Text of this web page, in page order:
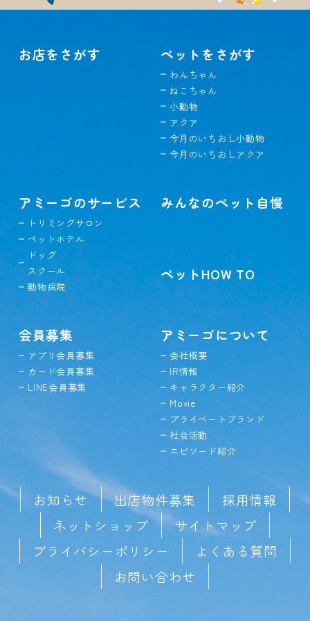
お店をさがす ペットをさがす
わんちゃん
ねこちゃん
小動物
アクア
今月のいちおし小動物
今月のいちおしアクア
アミーゴのサービス
トリミングサロン
ペットホテル
ドッグ
スクール
動物病院
みんなのペット自慢
ペットHOW TO
会員募集
アプリ会員募集
カード会員募集
LINE会員募集
アミーゴについて
会社概要
IR情報
キャラクター紹介
Movie
プライベートブランド
社会活動
エピソード紹介
お知らせ 出店物件募集
採用情報
ネットショップ
サイトマップ
プライバシーポリシー
よくある質問
お問い合わせ